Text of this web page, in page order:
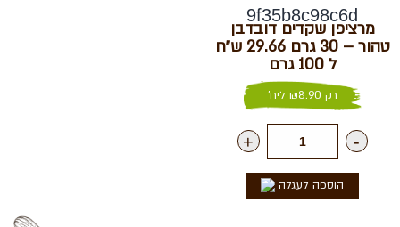
מרציפן שקדים דובדבן
טהור – 30 גרם 29.66 ש״ח
ל 100 גרם
רק ₪8.90 ליח'
-
+
הוספה לעגלה